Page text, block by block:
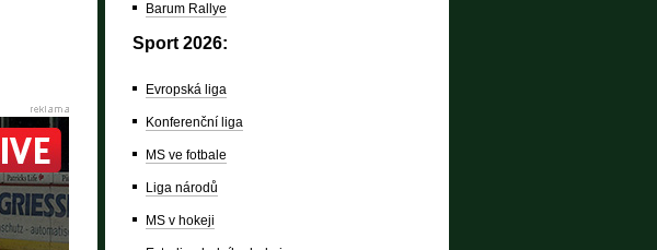
Barum Rallye
Sport 2026:
Evropská liga
Konferenční liga
MS ve fotbale
Liga národů
MS v hokeji